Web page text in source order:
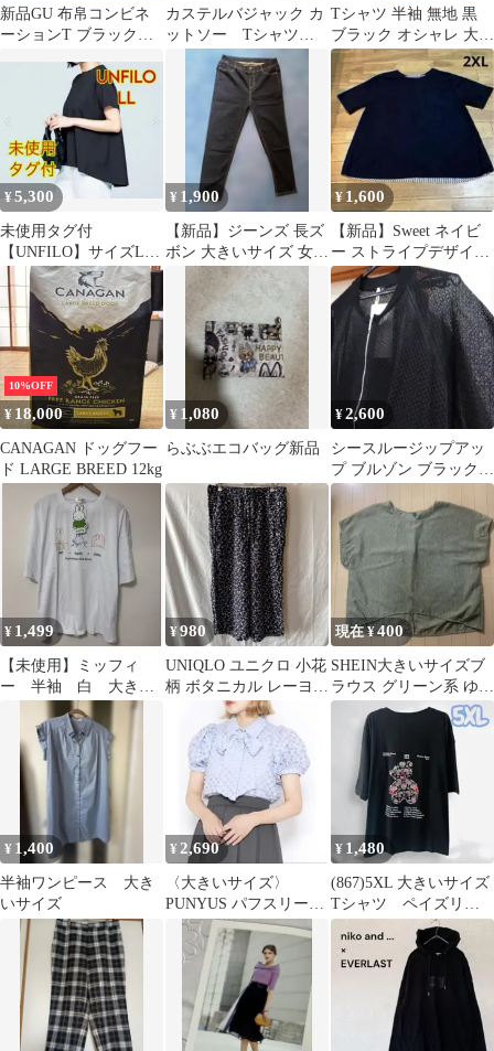
新品GU 布帛コンビネ
ーションT ブラック
カステルバジャック カ
ットソー Tシャツ
トップス 半袖 ドルマ
ン 大きいサイズ
Tシャツ 半袖 無地 黒
ブラック オシャレ 大き
いサイズ L
¥5,300
未使用タグ付
【UNFILO】サイズLL
洗える 半袖カットソー
大きいサイズ
¥ 1,900
【新品】ジーンズ 長ズ
ボン 大きいサイズ 女性
LLサイズ
¥ 1,600
【新品】Sweet ネイビ
ー ストライプデザイン
カットソー 3L 大きい
サイズ
10%OFF
¥ 18,000
CANAGAN ドッグフー
ド LARGE BREED 12kg
¥ 1,080
らぶぶエコバッグ新品
¥2,600
シースルージップアッ
プ ブルゾン ブラック
３Ｌ大きいサイズ タ
グ付き新品
¥ 1,499
【未使用】ミッフィ
ー 半袖 白 大きい
サイズ 3L
¥980
UNIQLO ユニクロ 小花
柄 ボタニカル レーヨン
リラコ 大きいサイズ
現在 ¥400
SHEIN大きいサイズブ
ラウス グリーン系 ゆっ
たりシルエット
¥ 1,400
半袖ワンピース 大き
いサイズ
¥2,690
〈大きいサイズ〉
PUNYUS パフスリーブ
ボウタイブラウス サイ
ズ2
¥ 1,480
(867)5XL 大きいサイズ
Tシャツ ペイズリー
柄クマ ボタニカル
黒